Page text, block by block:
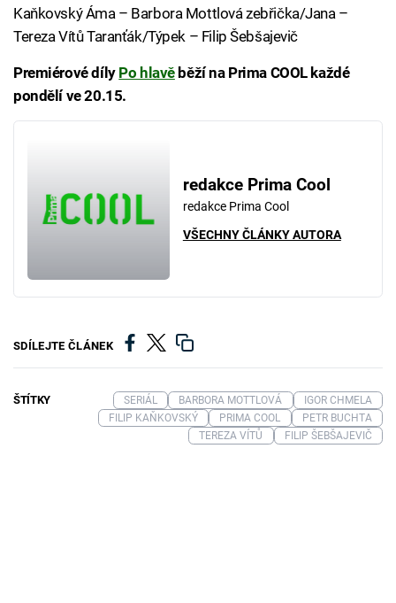
Kaňkovský Áma – Barbora Mottlová zebřička/Jana –
Tereza Vítů Taranťák/Týpek – Filip Šebšajevič
Premiérové díly Po hlavěběží na Prima COOL každé
pondělí ve 20.15.
redakce Prima Cool
redakce Prima Cool
VŠECHNY ČLÁNKY AUTORA
SDÍLEJTE ČLÁNEK
ŠTÍTKY SERIÁL BARBORA MOTTLOVÁ
IGOR CHMELA
FILIP KAŇKOVSKÝ
PRIMA COOL
PETR BUCHTA
TEREZA VÍTŮ
FILIP ŠEBŠAJEVIČ